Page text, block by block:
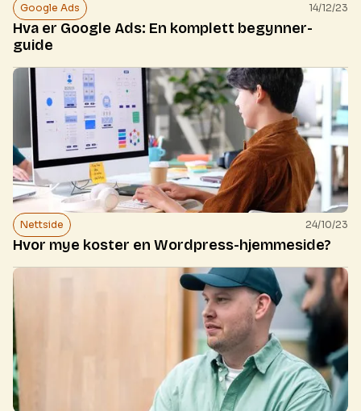
Google Ads 14/12/23
Hva er Google Ads: En komplett begynner-
guide
Nettside 24/10/23
Hvor mye koster en Wordpress-hjemmeside?